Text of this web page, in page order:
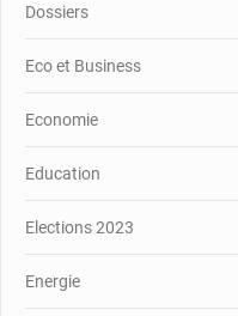
Dossiers
Eco et Business
Economie
Education
Elections 2023
Energie